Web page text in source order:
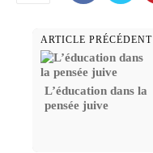
ARTICLE PRÉCÉDENT
L’éducation dans la
pensée juive